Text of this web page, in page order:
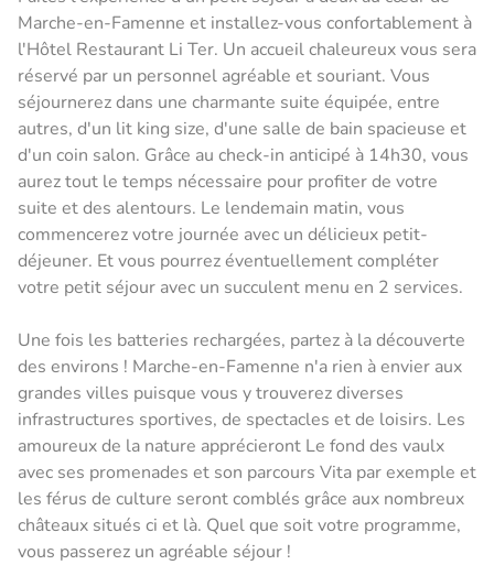
Marche-en-Famenne et installez-vous confortablement à
l'Hôtel Restaurant Li Ter. Un accueil chaleureux vous sera
réservé par un personnel agréable et souriant. Vous
séjournerez dans une charmante suite équipée, entre
autres, d'un lit king size, d'une salle de bain spacieuse et
d'un coin salon. Grâce au check-in anticipé à 14h30, vous
aurez tout le temps nécessaire pour profiter de votre
suite et des alentours. Le lendemain matin, vous
commencerez votre journée avec un délicieux petit-
déjeuner. Et vous pourrez éventuellement compléter
votre petit séjour avec un succulent menu en 2 services.
Une fois les batteries rechargées, partez à la découverte
des environs ! Marche-en-Famenne n'a rien à envier aux
grandes villes puisque vous y trouverez diverses
infrastructures sportives, de spectacles et de loisirs. Les
amoureux de la nature apprécieront Le fond des vaulx
avec ses promenades et son parcours Vita par exemple et
les férus de culture seront comblés grâce aux nombreux
châteaux situés ci et là. Quel que soit votre programme,
vous passerez un agréable séjour !